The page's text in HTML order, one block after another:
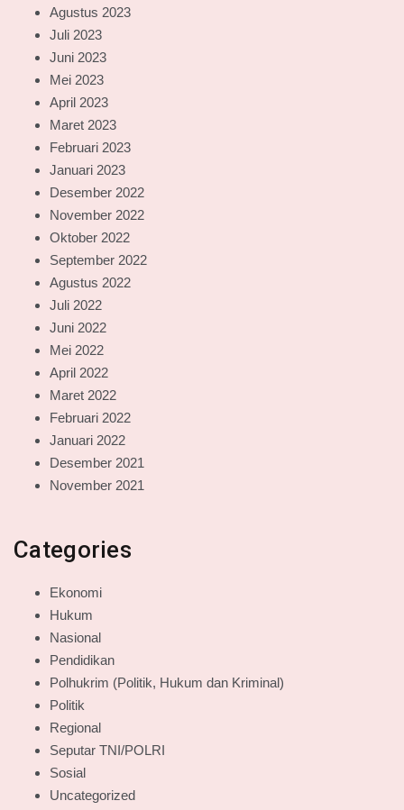
Agustus 2023
Juli 2023
Juni 2023
Mei 2023
April 2023
Maret 2023
Februari 2023
Januari 2023
Desember 2022
November 2022
Oktober 2022
September 2022
Agustus 2022
Juli 2022
Juni 2022
Mei 2022
April 2022
Maret 2022
Februari 2022
Januari 2022
Desember 2021
November 2021
Categories
Ekonomi
Hukum
Nasional
Pendidikan
Polhukrim (Politik, Hukum dan Kriminal)
Politik
Regional
Seputar TNI/POLRI
Sosial
Uncategorized